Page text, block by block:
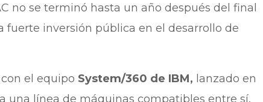
no se terminó hasta un año después del final
fuerte inversión pública en el desarrollo de
el equipo System/360 de IBM, lanzado en
una línea de máquinas compatibles entre sí,